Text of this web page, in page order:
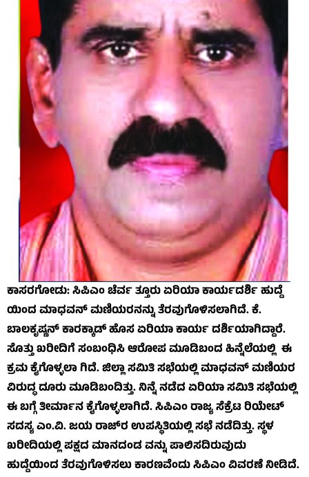
ಕಾಸರಗೋಡು: ಸಿಪಿಎಂ ಚೆರ್ವ ತ್ತೂರು ಏರಿಯಾ ಕಾರ್ಯದರ್ಶಿ ಹುದ್ದೆ
ಯಿಂದ ಮಾಧವನ್ ಮಣಿಯರನನ್ನು ತೆರವುಗೊಳಿಸಲಾಗಿದೆ. ಕೆ.
ಬಾಲಕೃಷ್ಣನ್ ಕಾರಕ್ಕಾಡ್ ಹೊಸ ಏರಿಯಾ ಕಾರ್ಯ ದರ್ಶಿಯಾಗಿದ್ದಾರೆ.
ಸೊತ್ತು ಖರೀದಿಗೆ ಸಂಬಂಧಿಸಿ ಆರೋಪ ಮೂಡಿಬಂದ ಹಿನ್ನೆಲೆಯಲ್ಲಿ ಈ
ಕ್ರಮ ಕೈಗೊಳ್ಳಲಾ ಗಿದೆ. ಜಿಲ್ಲಾ ಸಮಿತಿ ಸಭೆಯಲ್ಲಿ ಮಾಧವನ್ ಮಣಿಯರ
ವಿರುದ್ಧ ದೂರು ಮೂಡಿಬಂದಿತ್ತು. ನಿನ್ನೆ ನಡೆದ ಏರಿಯಾ ಸಮಿತಿ ಸಭೆಯಲ್ಲಿ
ಈ ಬಗ್ಗೆ ತೀರ್ಮಾನ ಕೈಗೊಳ್ಳಲಾಗಿದೆ. ಸಿಪಿಎಂ ರಾಜ್ಯ ಸೆಕ್ರೆಟ ರಿಯೇಟ್
ಸದಸ್ಯ ಎಂ.ವಿ. ಜಯ ರಾಜ್‌ರ ಉಪಸ್ಥಿತಿಯಲ್ಲಿ ಸಭೆ ನಡೆದಿತ್ತು. ಸ್ಥಳ
ಖರೀದಿಯಲ್ಲಿ ಪಕ್ಷದ ಮಾನದಂಡ ವನ್ನು ಪಾಲಿಸದಿರುವುದು
ಹುದ್ದೆಯಿಂದ ತೆರವುಗೊಳಿಸಲು ಕಾರಣವೆಂದು ಸಿಪಿಎಂ ವಿವರಣೆ ನೀಡಿದೆ.